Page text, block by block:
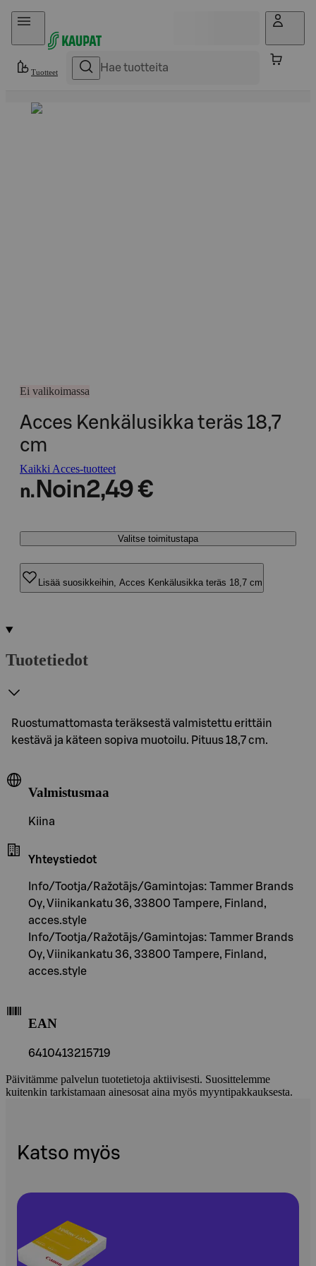
Hyppää sisältöön
Tuotteet
Ei valikoimassa
Acces Kenkälusikka teräs 18,7
cm
Kaikki Acces-tuotteet
n. Noin2,49 €
Valitse toimitustapa
Lisää suosikkeihin, Acces Kenkälusikka teräs 18,7 cm
Tuotetiedot
Ruostumattomasta teräksestä valmistettu erittäin
kestävä ja käteen sopiva muotoilu. Pituus 18,7 cm.
Valmistusmaa
Kiina
Yhteystiedot
Info/Tootja/Ražotājs/Gamintojas: Tammer Brands
Oy, Viinikankatu 36, 33800 Tampere, Finland,
acces.style
Info/Tootja/Ražotājs/Gamintojas: Tammer Brands
Oy, Viinikankatu 36, 33800 Tampere, Finland,
acces.style
EAN
6410413215719
Päivitämme palvelun tuotetietoja aktiivisesti. Suosittelemme
kuitenkin tarkistamaan ainesosat aina myös myyntipakkauksesta.
Katso myös